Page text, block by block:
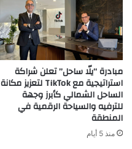
العقارات
مبادرة “يلّا ساحل” تعلن شراكة
استراتيجية مع TikTok لتعزيز مكانة
الساحل الشمالي كأبرز وجهة
للترفيه والسياحة الرقمية في
المنطقة
منذ 5 أيام